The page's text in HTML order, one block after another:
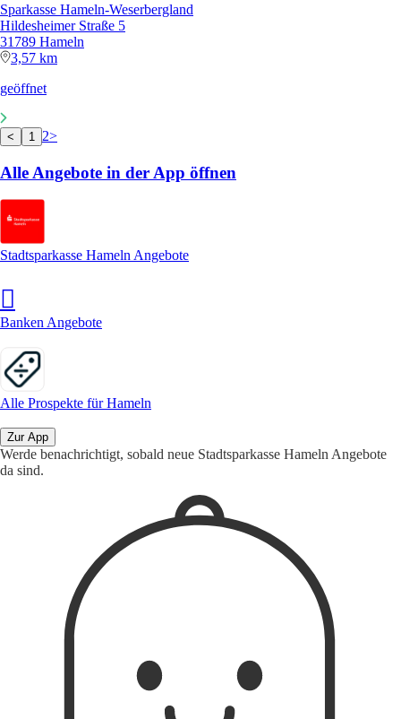
Sparkasse Hameln-Weserbergland
Hildesheimer Straße 5
31789 Hameln
3,57 km
geöffnet
< 1 2>
Alle Angebote in der App öffnen
Stadtsparkasse Hameln Angebote
Banken Angebote
Alle Prospekte für Hameln
Zur App
Werde benachrichtigt, sobald neue Stadtsparkasse Hameln Angebote
da sind.